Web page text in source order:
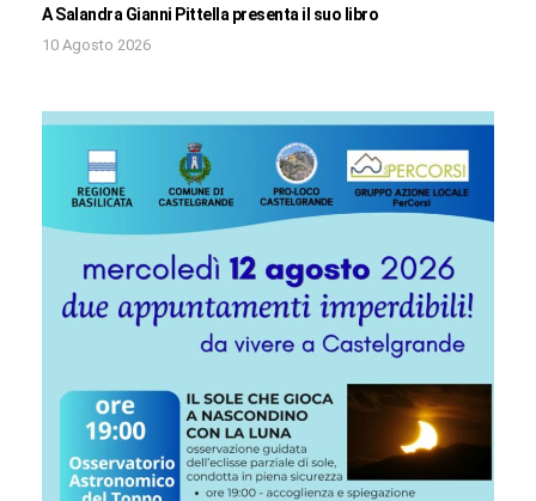
A Salandra Gianni Pittella presenta il suo libro
10 Agosto 2026